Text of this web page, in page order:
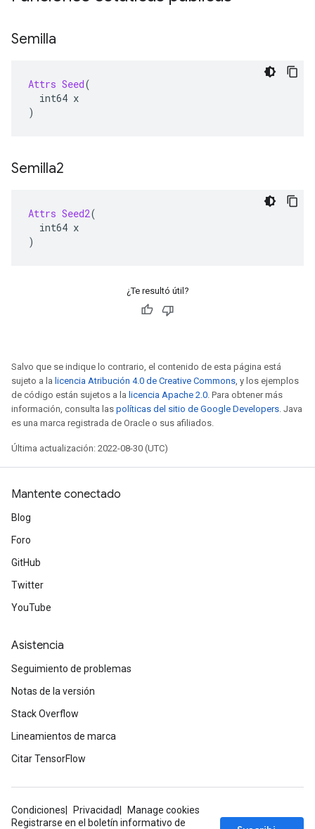
Semilla
Attrs Seed(
int64 x
)
Semilla2
Attrs Seed2(
int64 x
)
¿Te resultó útil?
Salvo que se indique lo contrario, el contenido de esta página está
sujeto a la licencia Atribución 4.0 de Creative Commons, y los ejemplos
de código están sujetos a la licencia Apache 2.0. Para obtener más
información, consulta las políticas del sitio de Google Developers. Java
es una marca registrada de Oracle o sus afiliados.
Última actualización: 2022-08-30 (UTC)
Mantente conectado
Blog
Foro
GitHub
Twitter
YouTube
Asistencia
Seguimiento de problemas
Notas de la versión
Stack Overflow
Lineamientos de marca
Citar TensorFlow
Condiciones Privacidad
Manage cookies
Registrarse en el boletín informativo de